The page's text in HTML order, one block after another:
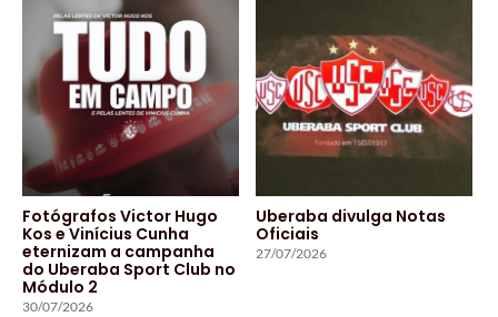
Fotógrafos Victor Hugo
Kos e Vinícius Cunha
eternizam a campanha
do Uberaba Sport Club no
Módulo 2
30/07/2026
Uberaba divulga Notas
Oficiais
27/07/2026